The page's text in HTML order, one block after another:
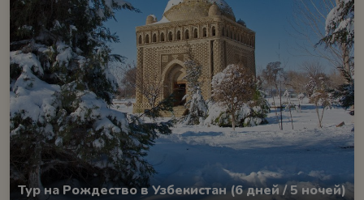
Тур на Рождество в Узбекистан (6 дней / 5 ночей)